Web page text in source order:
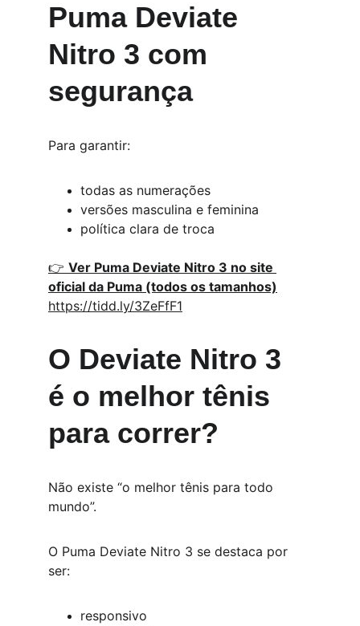
Puma Deviate
Nitro 3 com
segurança
Para garantir:
todas as numerações
versões masculina e feminina
política clara de troca
👉 Ver Puma Deviate Nitro 3 no site
oficial da Puma (todos os tamanhos)
https://tidd.ly/3ZeFfF1
O Deviate Nitro 3
é o melhor tênis
para correr?
Não existe “o melhor tênis para todo
mundo”.
O Puma Deviate Nitro 3 se destaca por
ser:
responsivo